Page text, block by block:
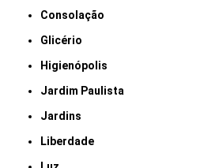
Consolação
Glicério
Higienópolis
Jardim Paulista
Jardins
Liberdade